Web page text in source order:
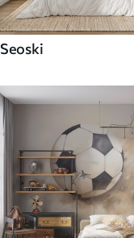
Seoski